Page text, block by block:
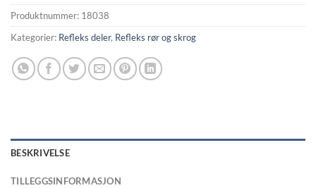
Produktnummer: 18038
Kategorier: Refleks deler, Refleks rør og skrog
BESKRIVELSE
TILLEGGSINFORMASJON